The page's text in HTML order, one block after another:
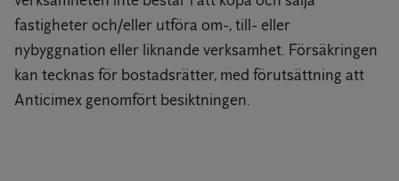
fastigheter och/eller utföra om-, till- eller
nybyggnation eller liknande verksamhet. Försäkringen
kan tecknas för bostadsrätter, med förutsättning att
Anticimex genomfört besiktningen.